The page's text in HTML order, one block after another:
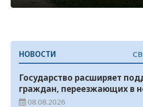
НОВОСТИ
Государство расширяет
граждан, переезжающих в
регионы для работы
08.08.2026